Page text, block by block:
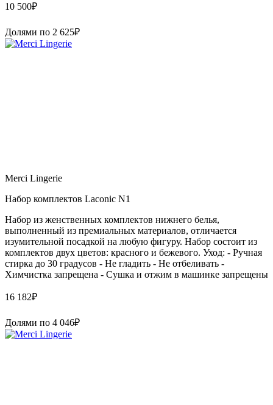
10 500₽
Долями по 2 625₽
Merci Lingerie
Набор комплектов Laconic N1
Набор из женственных комплектов нижнего белья,
выполненный из премиальных материалов, отличается
изумительной посадкой на любую фигуру. Набор состоит из
комплектов двух цветов: красного и бежевого. Уход: - Ручная
стирка до 30 градусов - Не гладить - Не отбеливать -
Химчистка запрещена - Сушка и отжим в машинке запрещены
16 182₽
Долями по 4 046₽